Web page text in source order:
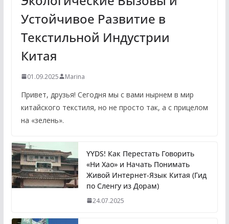
Устойчивое Развитие в
Текстильной Индустрии
Китая
01.09.2025 Marina
Привет, друзья! Сегодня мы с вами нырнем в мир
китайского текстиля, но не просто так, а с прицелом
на «зелень».
YYDS! Как Перестать Говорить
«Ни Хао» и Начать Понимать
Живой Интернет-Язык Китая (Гид
по Сленгу из Дорам)
24.07.2025